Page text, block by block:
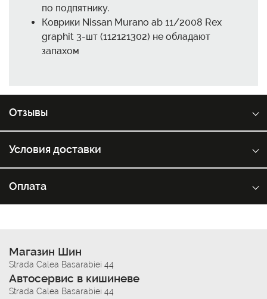
по подпятнику.
Коврики Nissan Murano ab 11/2008 Rex
graphit 3-шт (112121302) не обладают
запахом
Отзывы
Условия доставки
Оплата
Магазин Шин
Strada Calea Basarabiei 44
Автосервис в кишиневе
Strada Calea Basarabiei 44